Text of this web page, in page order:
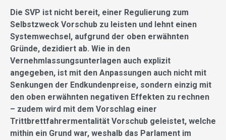
Die SVP ist nicht bereit, einer Regulierung zum
Selbstzweck Vorschub zu leisten und lehnt einen
Systemwechsel, aufgrund der oben erwähnten
Gründe, dezidiert ab. Wie in den
Vernehmlassungsunterlagen auch explizit
angegeben, ist mit den Anpassungen auch nicht mit
Senkungen der Endkundenpreise, sondern einzig mit
den oben erwähnten negativen Effekten zu rechnen
– zudem wird mit dem Vorschlag einer
Trittbrettfahrermentalität Vorschub geleistet, welche
mithin ein Grund war, weshalb das Parlament im